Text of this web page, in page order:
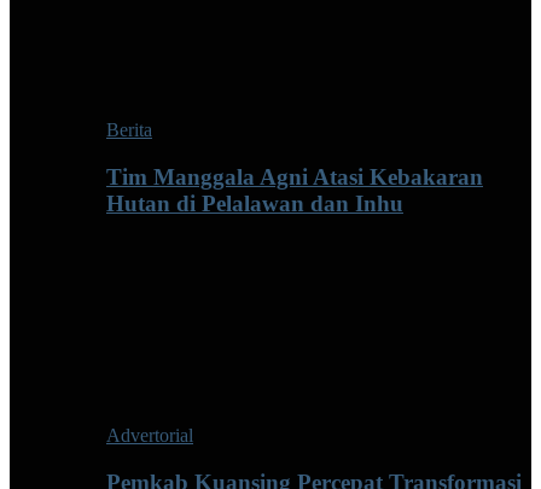
Berita
Tim Manggala Agni Atasi Kebakaran
Hutan di Pelalawan dan Inhu
Advertorial
Pemkab Kuansing Percepat Transformasi